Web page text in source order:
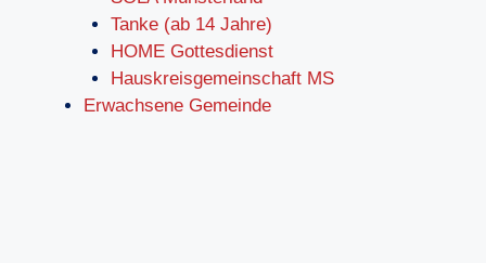
Tanke (ab 14 Jahre)
HOME Gottesdienst
Hauskreisgemeinschaft MS
Erwachsene Gemeinde